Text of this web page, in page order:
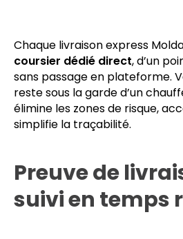
rupture de
Chaque livraison express
coursier dédié direct
élimine les zones de risque,
simplifie la traçabilité.